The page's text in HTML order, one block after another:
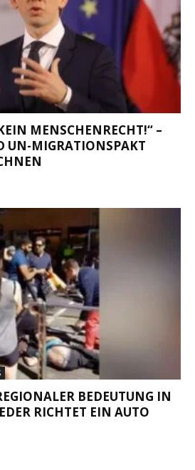
MENSCHENRECHT!“ –
UN-MIGRATIONSPAKT
BEDEUTUNG IN
RICHTET EIN AUTO